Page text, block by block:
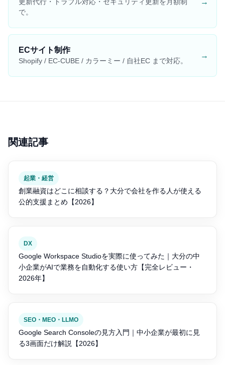
で。
ECサイト制作
Shopify / EC-CUBE / カラーミー / 自社EC まで対応。
→
関連記事
起業・経営
創業融資はどこに相談する？大分で会社を作る人が使える
公的支援まとめ【2026】
DX
Google Workspace Studioを実際に使ってみた｜大分の中
小企業がAIで業務を自動化する使い方【完全レビュー・
2026年】
SEO・MEO・LLMO
Google Search Consoleの見方入門｜中小企業が最初に見
る3画面だけ解説【2026】